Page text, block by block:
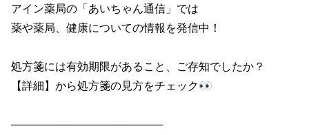
アイン薬局の「あいちゃん通信」では
薬や薬局、健康についての情報を発信中！
処方箋には有効期限があること、ご存知でしたか？
【詳細】から処方箋の見方をチェック👀
────────────────────